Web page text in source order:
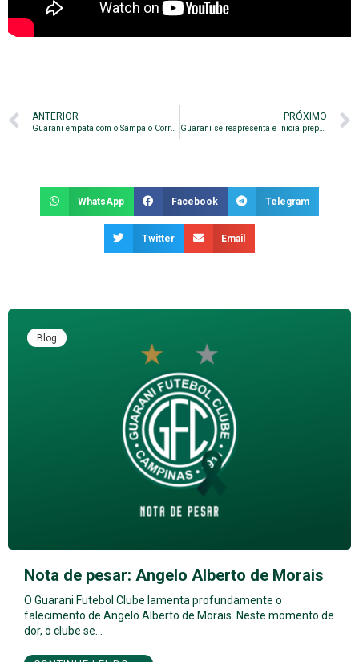
ANTERIOR
Guarani empata com o Sampaio Corrêa e soma mais um ponto na Série B
PRÓXIMO
Guarani se reapresenta e inicia preparação para enfrentar o Vasco
WhatsApp Facebook Telegram
Twitter Email
Blog
Nota de pesar: Angelo Alberto de Morais
O Guarani Futebol Clube lamenta profundamente o
falecimento de Angelo Alberto de Morais. Neste momento de
dor, o clube se…